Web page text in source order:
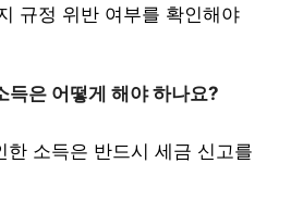
규정 위반 여부를 확인해야
득은 어떻게 해야 하나요?
한 소득은 반드시 세금 신고를